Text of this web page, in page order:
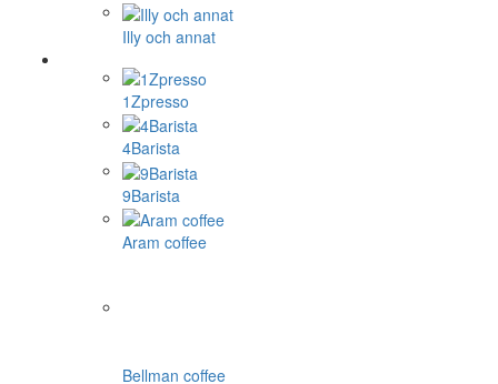
Illy och annat
1Zpresso
4Barista
9Barista
Aram coffee
Bellman coffee